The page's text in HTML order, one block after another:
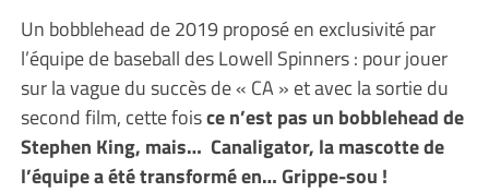
Un bobblehead de 2019 proposé en exclusivité par
l’équipe de baseball des Lowell Spinners : pour jouer
sur la vague du succès de « CA » et avec la sortie du
second film, cette foisce n’est pas un bobblehead de
Stephen King, mais… Canaligator, la mascotte de
l’équipe a été transformé en… Grippe-sou !